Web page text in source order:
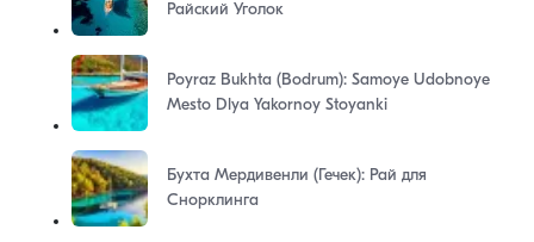
Райский Уголок
Poyraz Bukhta (Bodrum): Samoye Udobnoye
Mesto Dlya Yakornoy Stoyanki
Бухта Мердивенли (Гечек): Рай для
Снорклинга